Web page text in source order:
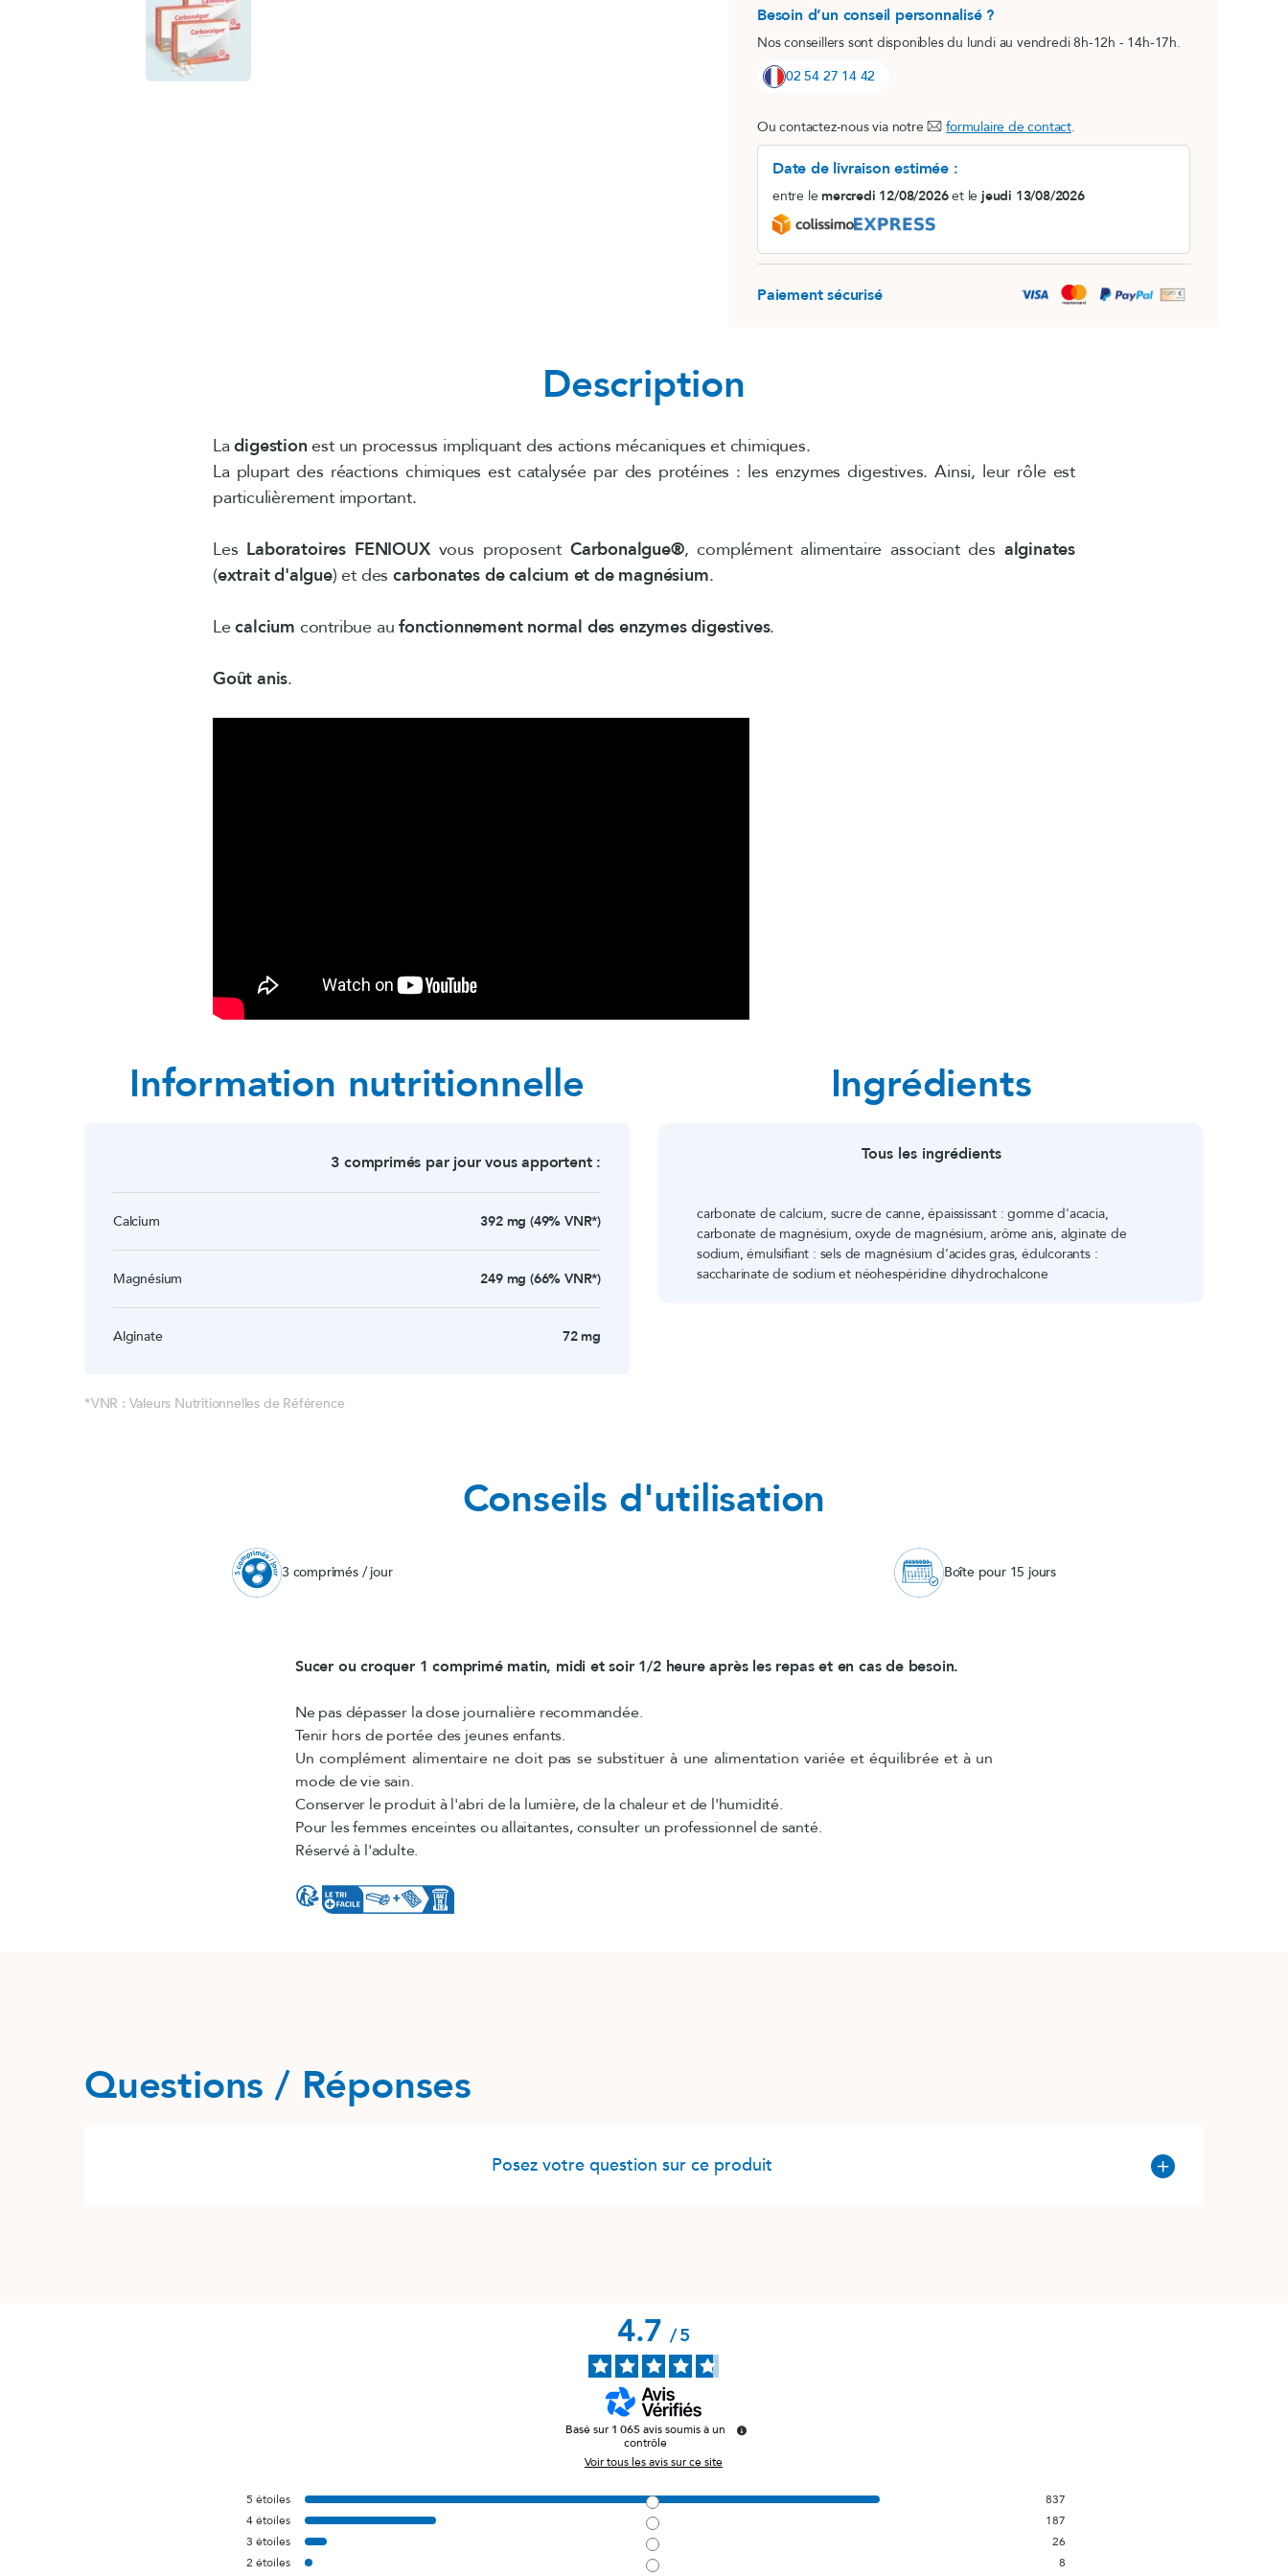
Besoin d’un conseil personnalisé ?
Nos conseillers sont disponibles du lundi au vendredi 8h-12h - 14h-17h.
02 54 27 14 42
Ou contactez-nous via notre formulaire de contact.
Date de livraison estimée :
entre lemercredi 12/08/2026et lejeudi 13/08/2026
Paiement sécurisé
Description
Ladigestionest un processus impliquant des actions mécaniques et chimiques.
La plupart des réactions chimiques est catalysée par des protéines : les enzymes digestives. Ainsi, leur rôle est
particulièrement important.
Les Laboratoires FENIOUXvous proposent Carbonalgue®, complément alimentaire associant des alginates
(extrait d'algue) et descarbonates de calcium et de magnésium.
Lecalcium contribue aufonctionnement normal des enzymes digestives.
Goût anis.
Information nutritionnelle
3 comprimés par jour vous apportent :
Calcium 392 mg (49% VNR*)
Magnésium 249 mg (66% VNR*)
Alginate 72 mg
*VNR : Valeurs Nutritionnelles de Référence
Ingrédients
Tous les ingrédients
carbonate de calcium, sucre de canne, épaississant : gomme d'acacia,
carbonate de magnésium, oxyde de magnésium, arôme anis, alginate de
sodium, émulsifiant : sels de magnésium d’acides gras, édulcorants :
saccharinate de sodium et néohespéridine dihydrochalcone
Conseils d'utilisation
3 comprimés / jour Boîte pour 15 jours
Sucer ou croquer 1 comprimé matin, midi et soir 1/2 heure après les repas et en cas de besoin.
Ne pas dépasser la dose journalière recommandée.
Tenir hors de portée des jeunes enfants.
Un complément alimentaire ne doit pas se substituer à une alimentation variée et équilibrée et à un
mode de vie sain.
Conserver le produit à l'abri de la lumière, de la chaleur et de l'humidité.
Pour les femmes enceintes ou allaitantes, consulter un professionnel de santé.
Réservé à l'adulte.
Questions / Réponses
Posez votre question sur ce produit
4.7/5
Basé sur 1 065 avis soumis à un
contrôle
Voir tous les avis sur ce site
5 étoiles
837
4étoiles
187
3 étoiles
26
2 étoiles
8